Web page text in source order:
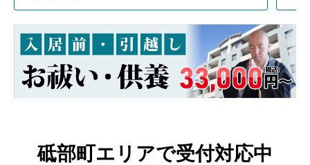
砥部町エリアで受付対応中